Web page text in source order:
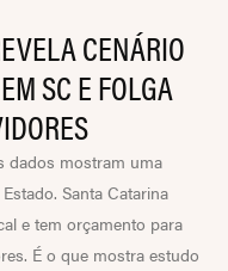
CENÁRIO
SC E FOLGA
dados mostram uma
Santa Catarina
e tem orçamento para
É o que mostra estudo